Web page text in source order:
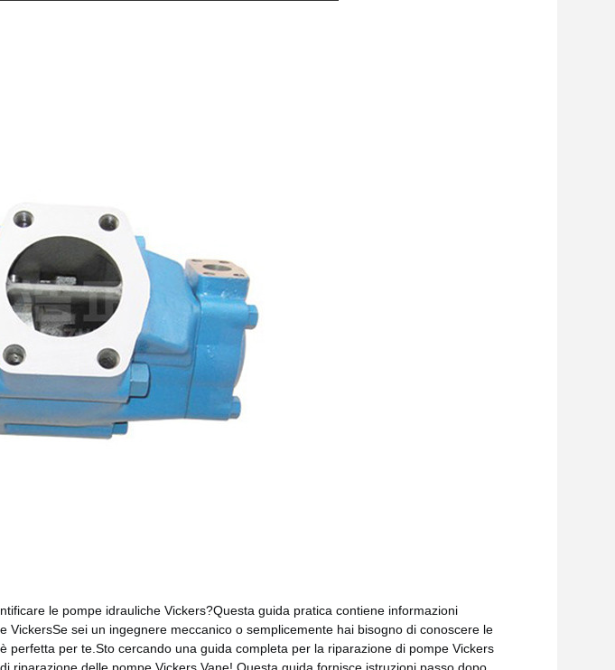
le pompe idrauliche Vickers?Questa guida pratica contiene informazioni
VickersSe sei un ingegnere meccanico o semplicemente hai bisogno di conoscere le
perfetta per te.Sto cercando una guida completa per la riparazione di pompe Vickers